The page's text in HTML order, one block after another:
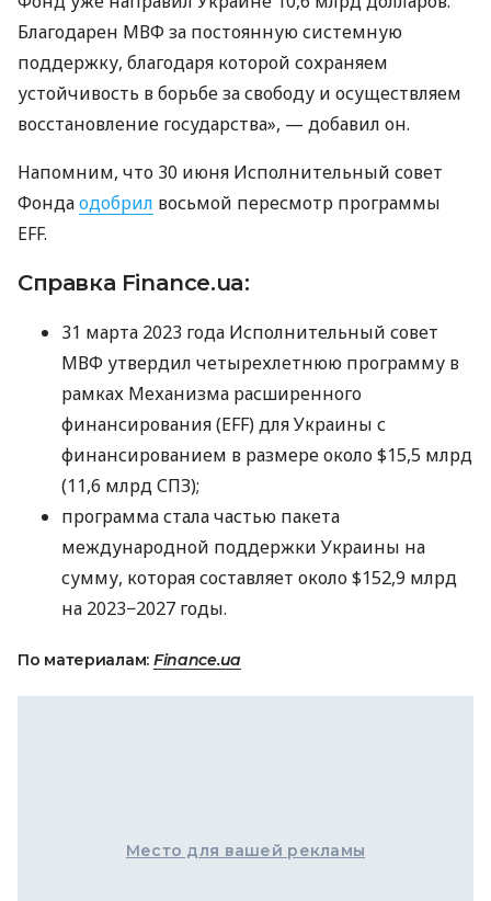
Благодарен МВФ за постоянную системную
поддержку, благодаря которой сохраняем
устойчивость в борьбе за свободу и осуществляем
восстановление государства», — добавил он.
Напомним, что 30 июня Исполнительный совет
Фондаодобрил восьмой пересмотр программы
EFF.
Справка Finance.ua:
31 марта 2023 года Исполнительный совет
МВФ утвердил четырехлетнюю программу в
рамках Механизма расширенного
финансирования (EFF) для Украины с
финансированием в размере около $15,5 млрд
(11,6 млрд СПЗ);
программа стала частью пакета
международной поддержки Украины на
сумму, которая составляет около $152,9 млрд
на 2023−2027 годы.
По материалам: Finance.ua
Место для вашей рекламы